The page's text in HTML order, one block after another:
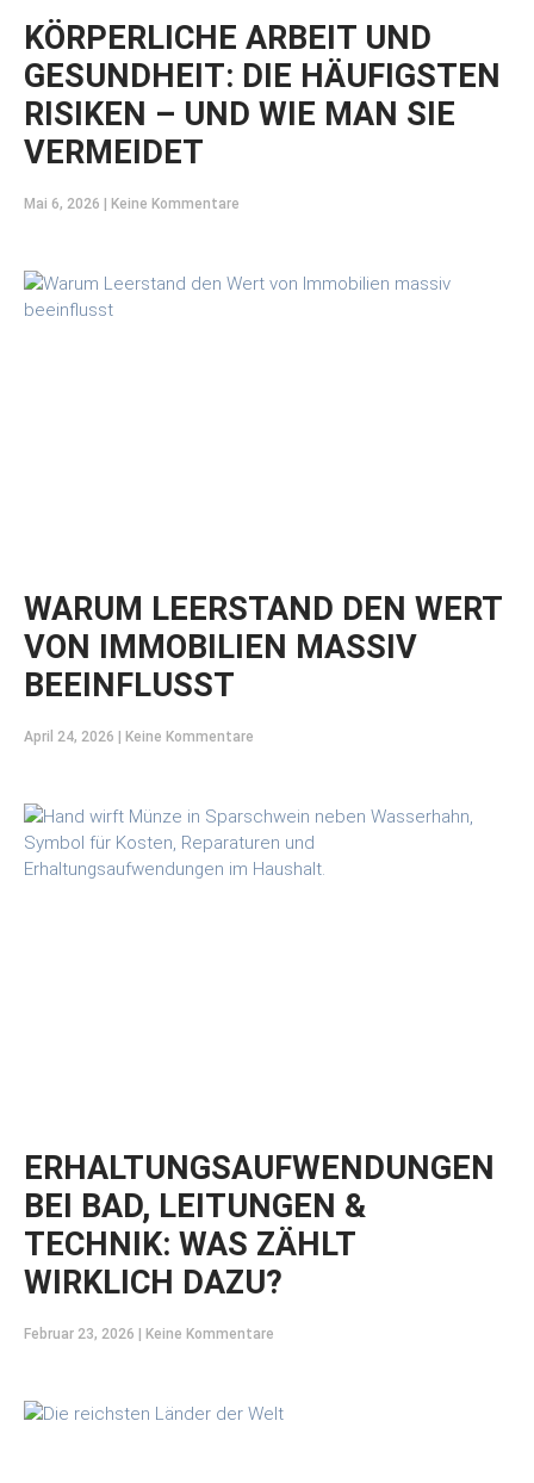
KÖRPERLICHE ARBEIT UND
GESUNDHEIT: DIE HÄUFIGSTEN
RISIKEN – UND WIE MAN SIE
VERMEIDET
Mai 6, 2026 Keine Kommentare
WARUM LEERSTAND DEN WERT
VON IMMOBILIEN MASSIV
BEEINFLUSST
April 24, 2026 Keine Kommentare
ERHALTUNGSAUFWENDUNGEN
BEI BAD, LEITUNGEN &
TECHNIK: WAS ZÄHLT
WIRKLICH DAZU?
Februar 23, 2026 Keine Kommentare